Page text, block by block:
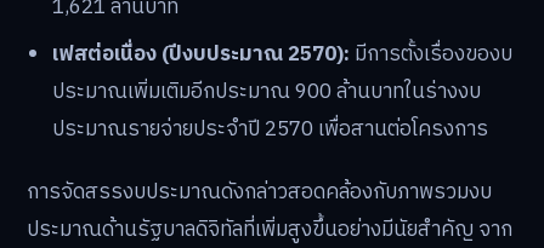
1,621 ล้านบาท
เฟสต่อเนื่อง (ปีงบประมาณ 2570): มีการตั้งเรื่องของบ
ประมาณเพิ่มเติมอีกประมาณ 900 ล้านบาทในร่างงบ
ประมาณรายจ่ายประจำปี 2570 เพื่อสานต่อโครงการ
การจัดสรรงบประมาณดังกล่าวสอดคล้องกับภาพรวมงบ
ประมาณด้านรัฐบาลดิจิทัลที่เพิ่มสูงขึ้นอย่างมีนัยสำคัญ จาก